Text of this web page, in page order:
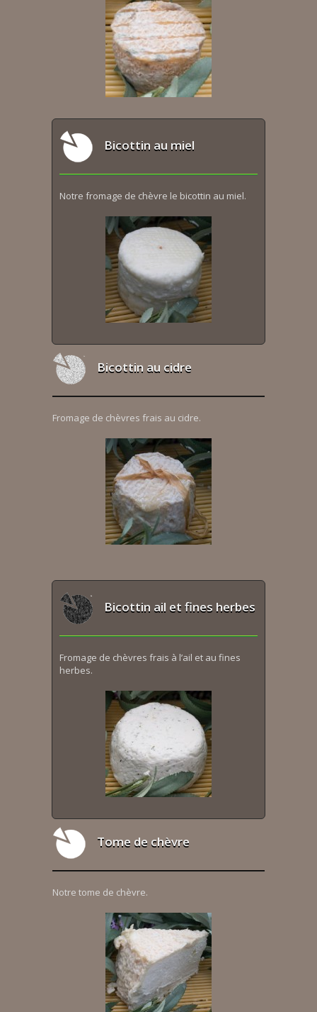
Bicottin au miel
Notre fromage de chèvre le bicottin au miel.
Bicottin au cidre
Fromage de chèvres frais au cidre.
Bicottin ail et fines herbes
Fromage de chèvres frais à l’ail et au fines
herbes.
Tome de chèvre
Notre tome de chèvre.